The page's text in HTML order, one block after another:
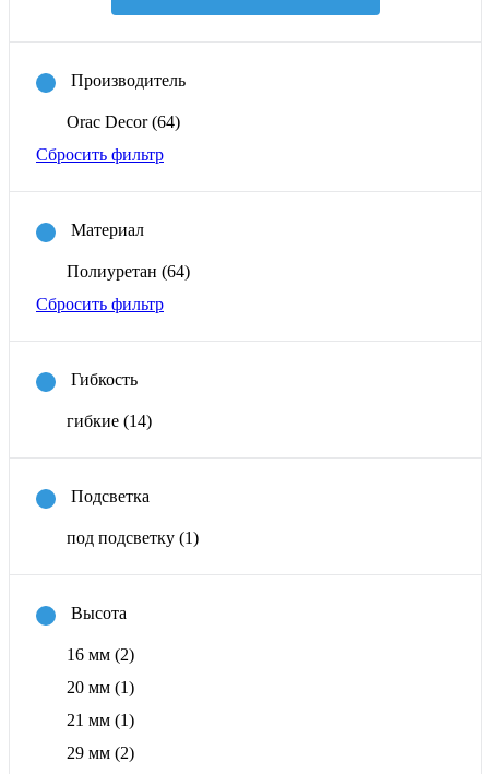
Производитель
Orac Decor(64)
Сбросить фильтр
Материал
Полиуретан (64)
Сбросить фильтр
Гибкость
гибкие (14)
Подсветка
под подсветку (1)
Высота
16 мм (2)
20 мм (1)
21 мм (1)
29 мм (2)